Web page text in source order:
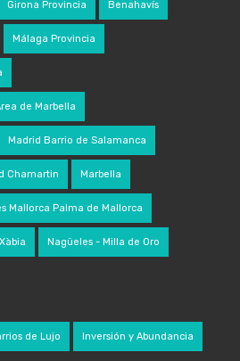
Girona Provincia Benahavís
Málaga Provincia
de Marbella
Madrid Barrio de Salamanca
Chamartin Marbella
Mallorca Palma de Mallorca
Nagüeles - Milla de Oro
de Lujo Inversión y Abundancia